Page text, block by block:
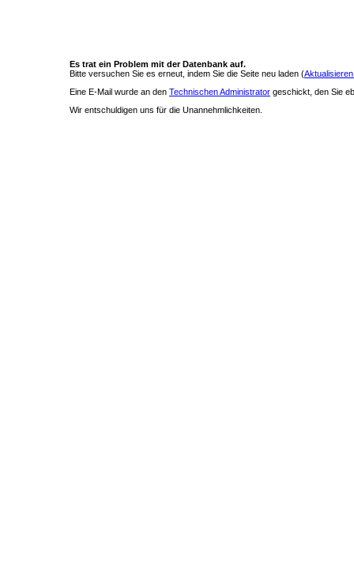
Es trat ein Problem mit der Datenbank auf.
Bitte versuchen Sie es erneut, indem Sie die Seite neu laden (
Eine E-Mail wurde an den Technischen Administrator geschickt, den Sie
Wir entschuldigen uns für die Unannehmlichkeiten.